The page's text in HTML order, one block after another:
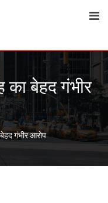
का बेहद गंभीर
बेहद गंभीर आरोप